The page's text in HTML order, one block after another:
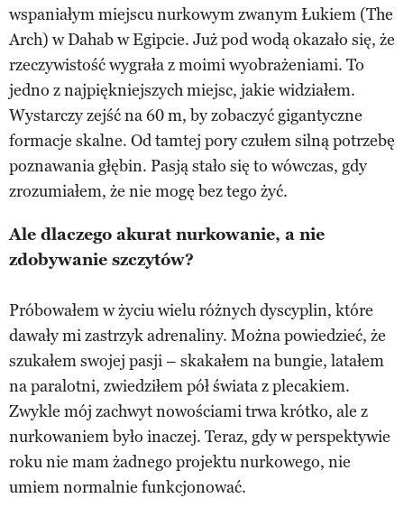
wspaniałym miejscu nurkowym zwanym Łukiem (The
Arch) w Dahab w Egipcie. Już pod wodą okazało się, że
rzeczywistość wygrała z moimi wyobrażeniami. To
jedno z najpiękniejszych miejsc, jakie widziałem.
Wystarczy zejść na 60 m, by zobaczyć gigantyczne
formacje skalne. Od tamtej pory czułem silną potrzebę
poznawania głębin. Pasją stało się to wówczas, gdy
zrozumiałem, że nie mogę bez tego żyć.
Ale dlaczego akurat nurkowanie, a nie
zdobywanie szczytów?
Próbowałem w życiu wielu różnych dyscyplin, które
dawały mi zastrzyk adrenaliny. Można powiedzieć, że
szukałem swojej pasji – skakałem na bungie, latałem
na paralotni, zwiedziłem pół świata z plecakiem.
Zwykle mój zachwyt nowościami trwa krótko, ale z
nurkowaniem było inaczej. Teraz, gdy w perspektywie
roku nie mam żadnego projektu nurkowego, nie
umiem normalnie funkcjonować.